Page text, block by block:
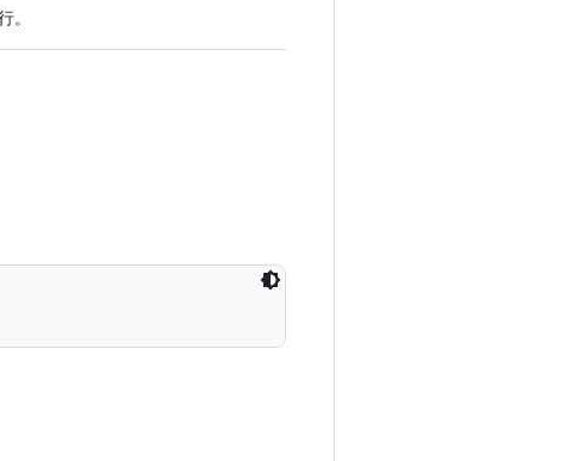
。